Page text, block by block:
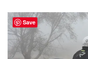
Save